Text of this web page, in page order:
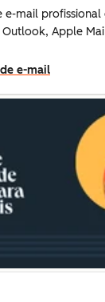
e-mail
Apple
e-mail